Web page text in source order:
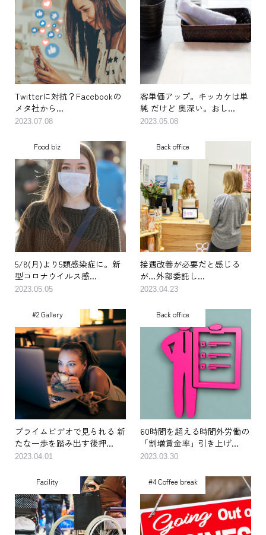
Twitterに対抗？Facebookの
メタ社から...
客単価アップ。キッカケは単
純 だけど 奥深い。おし...
Food biz
5/8(月)より5類感染症に。新
型コロナウイルス感...
Back office
接遇改善が必要だと感じる
が…外部委託し...
#2 Gallery
プライムビデオで見られる 新
たな一歩を踏み出す後押...
Back office
60時間を超える時間外労働の
「割増賃金率」引き上げ...
Facility #4 Coffee break